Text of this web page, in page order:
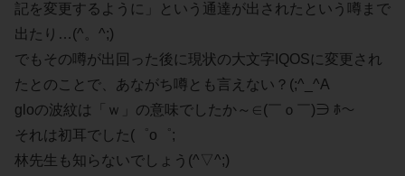
記を変更するように」という通達が出されたという噂まで
出たり…(^。^;)
でもその噂が出回った後に現状の大文字IQOSに変更され
たとのことで、あながち噂とも言えない？(;^_^A
gloの波紋は「ｗ」の意味でしたか～∈(￣ｏ￣)∋ ﾎ～
それは初耳でした(゜o゜;
林先生も知らないでしょう(^▽^;)